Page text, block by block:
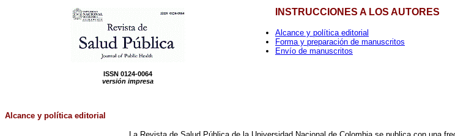
ISSN 0124-0064
versión impresa
INSTRUCCIONES A LOS AUTORES
Alcance y política editorial
Forma y preparación de manuscritos
Envío de manuscritos
Alcance y política editorial